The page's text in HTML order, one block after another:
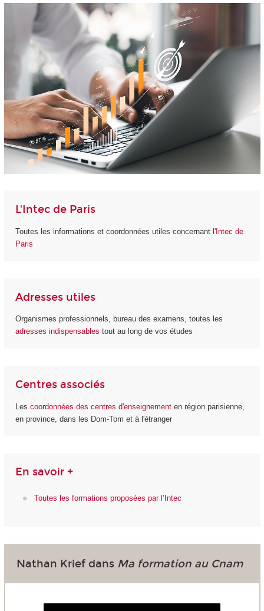
L'Intec de Paris
Toutes les informations et coordonnées utiles concernant l'Intec de
Paris
Adresses utiles
Organismes professionnels, bureau des examens, toutes les
adresses indispensables tout au long de vos études
Centres associés
Les coordonnées des centres d'enseignement en région parisienne,
en province, dans les Dom-Tom et à l'étranger
En savoir +
Toutes les formations proposées par l’Intec
Nathan Krief dans Ma formation au Cnam